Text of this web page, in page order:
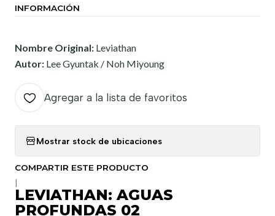
INFORMACIÓN
Nombre Original: Leviathan
Autor: Lee Gyuntak / Noh Miyoung
Agregar a la lista de favoritos
Mostrar stock de ubicaciones
COMPARTIR ESTE PRODUCTO
LEVIATHAN: AGUAS
PROFUNDAS 02